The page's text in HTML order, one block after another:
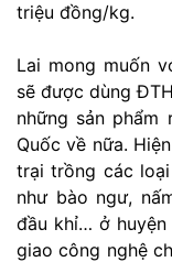
triệu đồng/kg.
Lai mong muốn
sẽ được dùng
những sản phẩm
Quốc về nữa.
trại trồng các
như bào ngư,
đầu khỉ… ở
giao công nghệ